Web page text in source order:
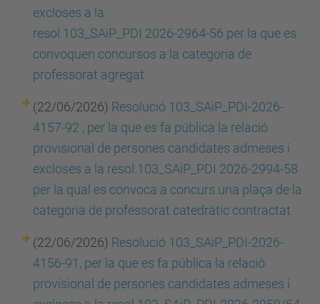
excloses a la
resol.103_SAiP_PDI 2026-2964-56 per la que es
convoquen concursos a la categoria de
professorat agregat
(22/06/2026) Resolució 103_SAiP_PDI-2026-
4157-92 , per la que es fa pública la relació
provisional de persones candidates admeses i
excloses a la resol.103_SAiP_PDI 2026-2994-58
per la qual es convoca a concurs una plaça de la
categoria de professorat catedràtic contractat
(22/06/2026) Resolució 103_SAiP_PDI-2026-
4156-91, per la que es fa pública la relació
provisional de persones candidates admeses i